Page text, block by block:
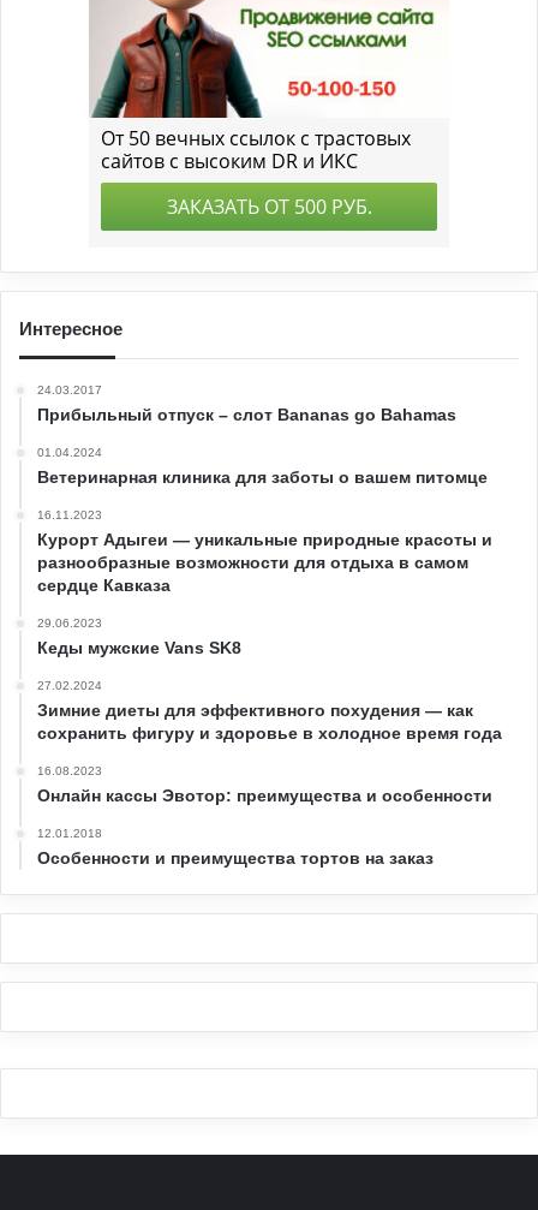
Интересное
24.03.2017
Прибыльный отпуск – слот Bananas go Bahamas
01.04.2024
Ветеринарная клиника для заботы о вашем питомце
16.11.2023
Курорт Адыгеи — уникальные природные красоты и
разнообразные возможности для отдыха в самом
сердце Кавказа
29.06.2023
Кеды мужские Vans SK8
27.02.2024
Зимние диеты для эффективного похудения — как
сохранить фигуру и здоровье в холодное время года
16.08.2023
Онлайн кассы Эвотор: преимущества и особенности
12.01.2018
Особенности и преимущества тортов на заказ